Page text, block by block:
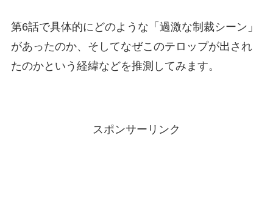
第6話で具体的にどのような「過激な制裁シーン」
があったのか、そしてなぜこのテロップが出され
たのかという経緯などを推測してみます。
スポンサーリンク